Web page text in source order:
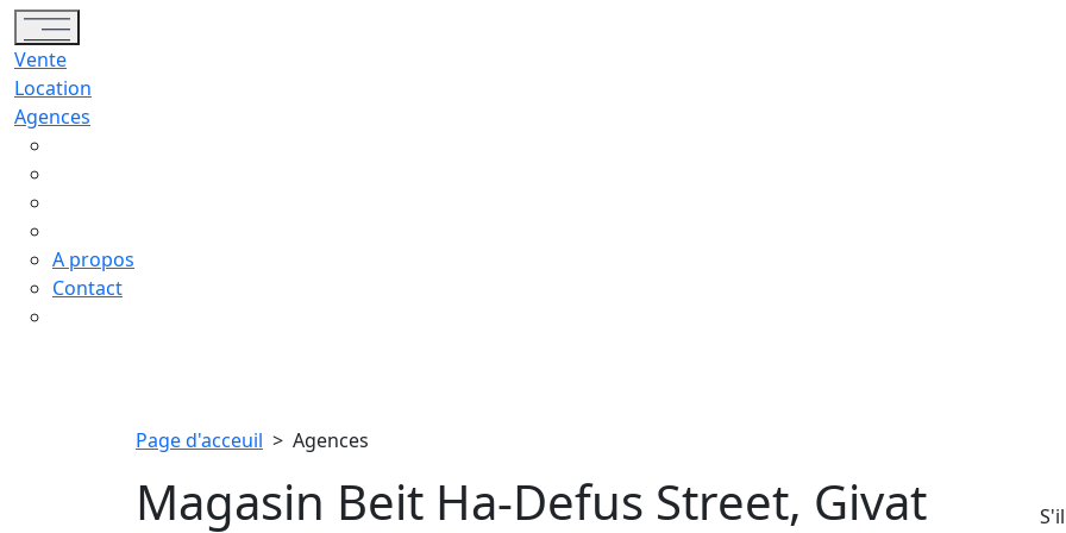
Toggle navigation
Vente
Location
Agences
A propos
Contact
Page d'acceuil > Agences
Magasin Beit Ha-Defus Street, Givat